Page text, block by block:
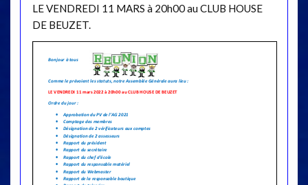
LE VENDREDI 11 MARS à 20h00 au CLUB HOUSE
DE BEUZET.